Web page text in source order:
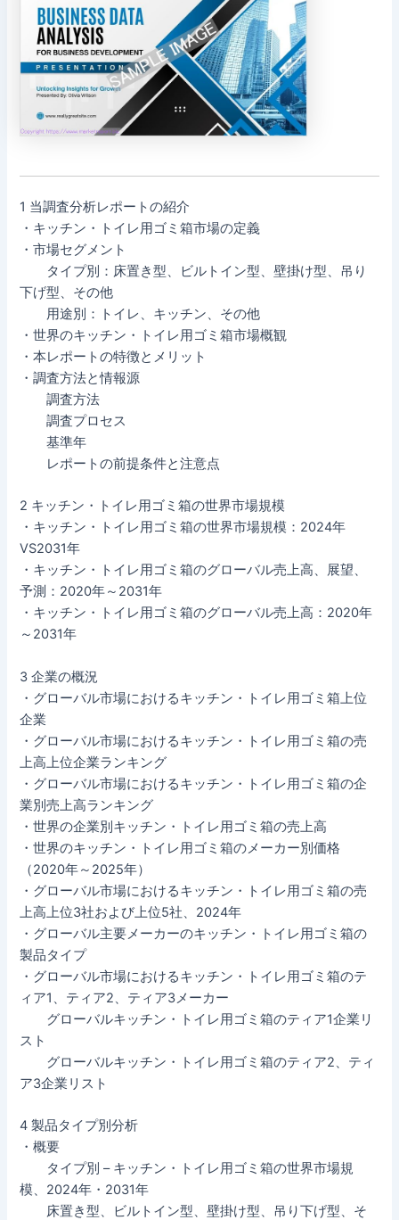
1 当調査分析レポートの紹介
・キッチン・トイレ用ゴミ箱市場の定義
・市場セグメント
タイプ別：床置き型、ビルトイン型、壁掛け型、吊り
下げ型、その他
用途別：トイレ、キッチン、その他
・世界のキッチン・トイレ用ゴミ箱市場概観
・本レポートの特徴とメリット
・調査方法と情報源
調査方法
調査プロセス
基準年
レポートの前提条件と注意点
2 キッチン・トイレ用ゴミ箱の世界市場規模
・キッチン・トイレ用ゴミ箱の世界市場規模：2024年
VS2031年
・キッチン・トイレ用ゴミ箱のグローバル売上高、展望、
予測：2020年～2031年
・キッチン・トイレ用ゴミ箱のグローバル売上高：2020年
～2031年
3 企業の概況
・グローバル市場におけるキッチン・トイレ用ゴミ箱上位
企業
・グローバル市場におけるキッチン・トイレ用ゴミ箱の売
上高上位企業ランキング
・グローバル市場におけるキッチン・トイレ用ゴミ箱の企
業別売上高ランキング
・世界の企業別キッチン・トイレ用ゴミ箱の売上高
・世界のキッチン・トイレ用ゴミ箱のメーカー別価格
（2020年～2025年）
・グローバル市場におけるキッチン・トイレ用ゴミ箱の売
上高上位3社および上位5社、2024年
・グローバル主要メーカーのキッチン・トイレ用ゴミ箱の
製品タイプ
・グローバル市場におけるキッチン・トイレ用ゴミ箱のテ
ィア1、ティア2、ティア3メーカー
グローバルキッチン・トイレ用ゴミ箱のティア1企業リ
スト
グローバルキッチン・トイレ用ゴミ箱のティア2、ティ
ア3企業リスト
4 製品タイプ別分析
・概要
タイプ別 – キッチン・トイレ用ゴミ箱の世界市場規
模、2024年・2031年
床置き型、ビルトイン型、壁掛け型、吊り下げ型、そ